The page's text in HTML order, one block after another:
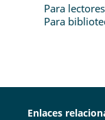
Para
Para
Enlaces